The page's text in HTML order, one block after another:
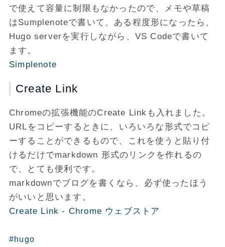
で使えて容量に制限もなかったので、メモや草稿
はSumplenoteで書いて、ある程度形になったら、
Hugo serverを実行しながら、VS Codeで書いて
ます。
Simplenote
Create Link
Chromeの拡張機能のCreate Linkも入れました。
URLをコピーするときに、いろいろな形式でコピ
ーすることができるもので、これを使うと貼り付
けるだけでmarkdown 形式のリンクを作れるの
で、とても便利です。
markdownでブログを書くなら、必ず使ったほう
がいいと思います。
Create Link - Chrome ウェブストア
#hugo